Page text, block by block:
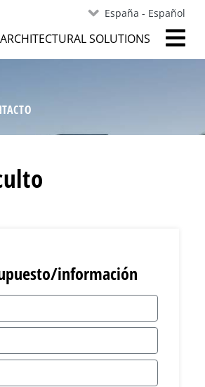
España - Español
SOLUTIONS
información